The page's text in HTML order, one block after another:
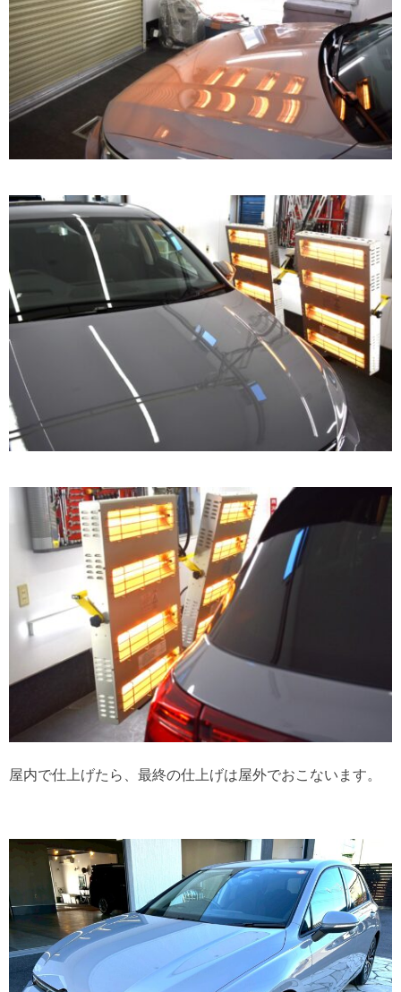
屋内で仕上げたら、最終の仕上げは屋外でおこないます。